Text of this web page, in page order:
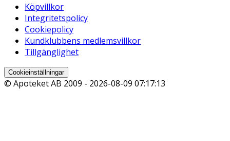
Köpvillkor
Integritetspolicy
Cookiepolicy
Kundklubbens medlemsvillkor
Tillgänglighet
Cookieinställningar
© Apoteket AB 2009 - 2026-08-09 07:17:13